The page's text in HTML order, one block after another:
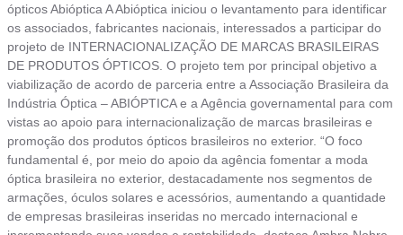
ópticos Abióptica A Abióptica iniciou o levantamento para identificar
os associados, fabricantes nacionais, interessados a participar do
projeto de INTERNACIONALIZAÇÃO DE MARCAS BRASILEIRAS
DE PRODUTOS ÓPTICOS. O projeto tem por principal objetivo a
viabilização de acordo de parceria entre a Associação Brasileira da
Indústria Óptica – ABIÓPTICA e a Agência governamental para com
vistas ao apoio para internacionalização de marcas brasileiras e
promoção dos produtos ópticos brasileiros no exterior. “O foco
fundamental é, por meio do apoio da agência fomentar a moda
óptica brasileira no exterior, destacadamente nos segmentos de
armações, óculos solares e acessórios, aumentando a quantidade
de empresas brasileiras inseridas no mercado internacional e